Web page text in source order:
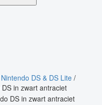
Nintendo DS & DS Lite /
in zwart antraciet